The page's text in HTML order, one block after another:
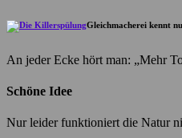
Gleichmacherei kennt
An jeder Ecke hört man: „Mehr
Schöne Idee
Nur leider funktioniert die Natur